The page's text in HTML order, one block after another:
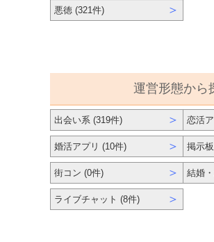
悪徳 (321件) ＞
運営形態から
出会い系 (319件) ＞ 恋活
婚活アプリ (10件) ＞ 掲示
街コン (0件) ＞ 結婚
ライブチャット (8件) ＞